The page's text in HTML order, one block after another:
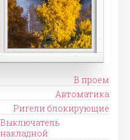
В проем
Автоматика
Ригели блокирующие
Выключатель
накладной